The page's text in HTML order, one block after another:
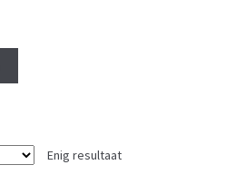
Enig resultaat